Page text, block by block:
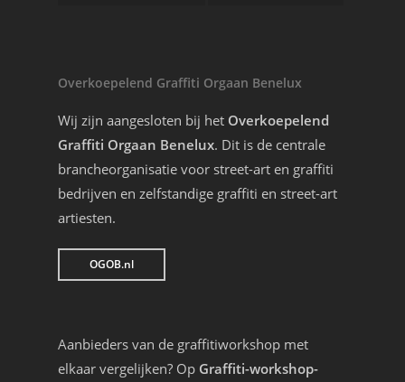
Overkoepelend Graffiti Orgaan Benelux
Wij zijn aangesloten bij het Overkoepelend
Graffiti Orgaan Benelux. Dit is de centrale
brancheorganisatie voor street-art en graffiti
bedrijven en zelfstandige graffiti en street-art
artiesten.
OGOB.nl
Aanbieders van de graffitiworkshop met
elkaar vergelijken? Op Graffiti-workshop-